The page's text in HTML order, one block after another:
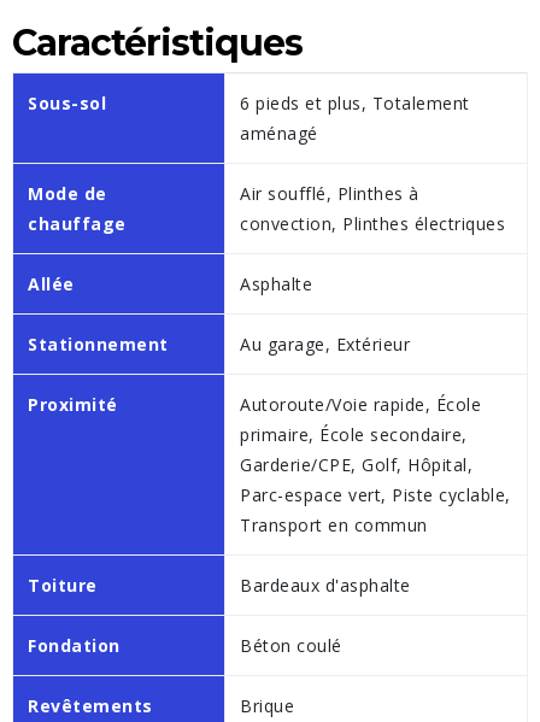
Caractéristiques
Sous-sol
6 pieds et plus, Totalement
aménagé
Mode de
chauffage
Air soufflé, Plinthes à
convection, Plinthes électriques
Allée Asphalte
Stationnement Au garage, Extérieur
Proximité
Autoroute/Voie rapide, École
primaire, École secondaire,
Garderie/CPE, Golf, Hôpital,
Parc-espace vert, Piste cyclable,
Transport en commun
Toiture Bardeaux d'asphalte
Fondation Béton coulé
Revêtements Brique